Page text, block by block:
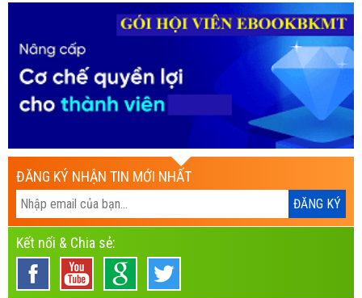
ĐĂNG KÝ NHẬN TIN MỚI NHẤT
Kết nối & Chia sẻ: